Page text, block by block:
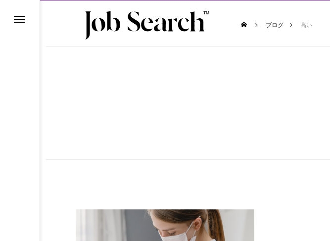
ブログ 高い